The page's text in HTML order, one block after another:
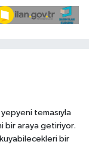
temasıyla
bir araya getiriyor.
bir